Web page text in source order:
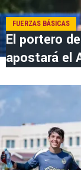
FUERZAS BÁSICAS
El portero
apostará el